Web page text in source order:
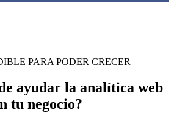
PARA PODER CRECER
ayudar la analítica web
tu negocio?